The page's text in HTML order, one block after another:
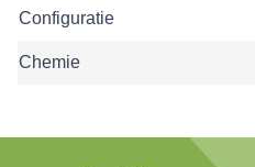
Configuratie
Chemie